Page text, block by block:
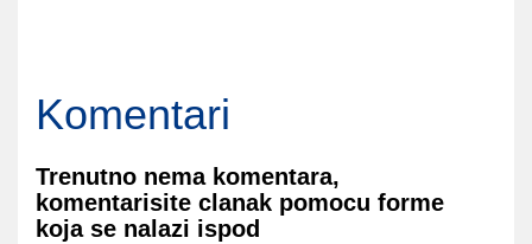
Komentari
Trenutno nema komentara,
komentarisite clanak pomocu forme
koja se nalazi ispod